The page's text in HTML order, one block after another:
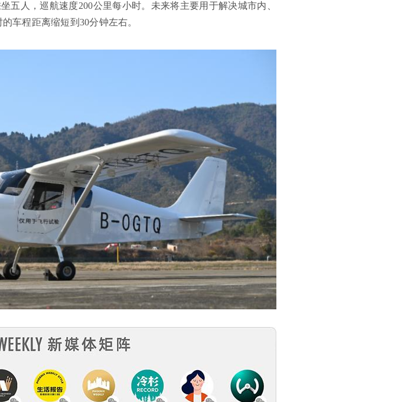
五人，巡航速度200公里每小时。未来将主要用于解决城市内、
车程距离缩短到30分钟左右。